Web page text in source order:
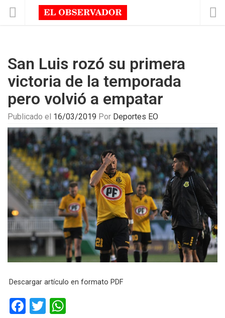
San Luis rozó su primera
victoria de la temporada
pero volvió a empatar
Publicado el 16/03/2019 Por Deportes EO
Descargar artículo en formato PDF
F
T